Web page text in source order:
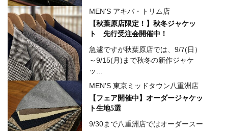
MEN'S アキバ・トリム店
【秋葉原店限定！】秋冬ジャケッ
ト 先行受注会開催中！
急遽ですが秋葉原店では、9/7(日）
～9/15(月)まで秋冬の新作ジャケ
ッ...
MEN'S 東京ミッドタウン八重洲店
【フェア開催中】オーダージャケッ
ト生地5選
9/30まで八重洲店ではオーダースー